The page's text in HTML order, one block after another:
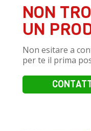
NON
UN
Non esitare a
per te il prima